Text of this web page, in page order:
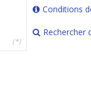
(*)
Conditions
Rechercher